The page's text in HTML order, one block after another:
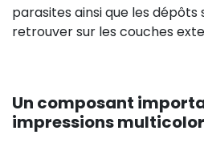
parasites ainsi que les dépôts
retrouver sur les couches
Un composant
impressions